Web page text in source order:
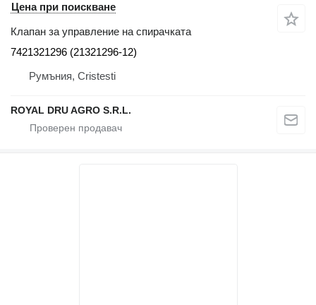
Цена при поискване
Клапан за управление на спирачката
7421321296 (21321296-12)
Румъния, Cristesti
ROYAL DRU AGRO S.R.L.